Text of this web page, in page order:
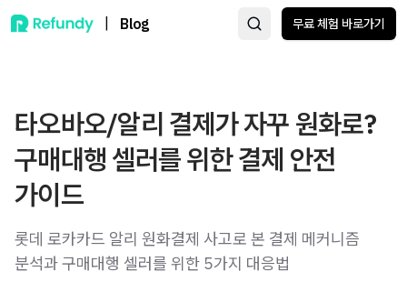
Blog 무료 체험 바로가기
타오바오/알리 결제가 자꾸 원화로?
구매대행 셀러를 위한 결제 안전
가이드
롯데 로카카드 알리 원화결제 사고로 본 결제 메커니즘
분석과 구매대행 셀러를 위한 5가지 대응법